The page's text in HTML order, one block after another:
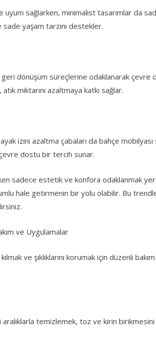
uyum sağlarken, minimalist tasarımlar da
yaşam tarzını destekler.
geri dönüşüm süreçlerine odaklanarak
miktarını azaltmaya katkı sağlar.
izini azaltma çabaları da bahçe
dostu bir tercih sunar.
sadece estetik ve konfora odaklanmak
hale getirmenin bir yolu olabilir. Bu
ve Uygulamalar
ve şıklıklarını korumak için düzenli
aralıklarla temizlemek, toz ve kirin